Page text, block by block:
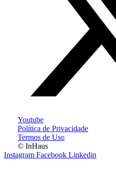
Youtube
Política de Privacidade
Termos de Uso
© InHaus
Instagram Facebook Linkedin